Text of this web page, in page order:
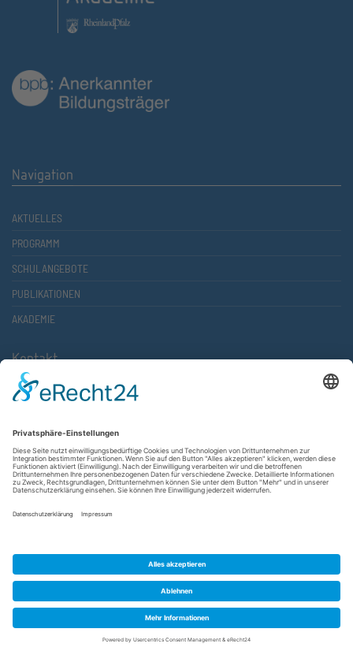
Navigation
AKTUELLES
PROGRAMM
SCHULANGEBOTE
PUBLIKATIONEN
AKADEMIE
Kontakt
Atlantische Akademie Rheinland-Pfalz e.V.
67657 Kaiserslautern
FON 0631 36610-0
FAX 0631 36610-15
©2026 Atlantische Akademie Rheinland-Pfalz e. V. |
Datenschutzerklärung|AGB
Cookie-Einstellungen